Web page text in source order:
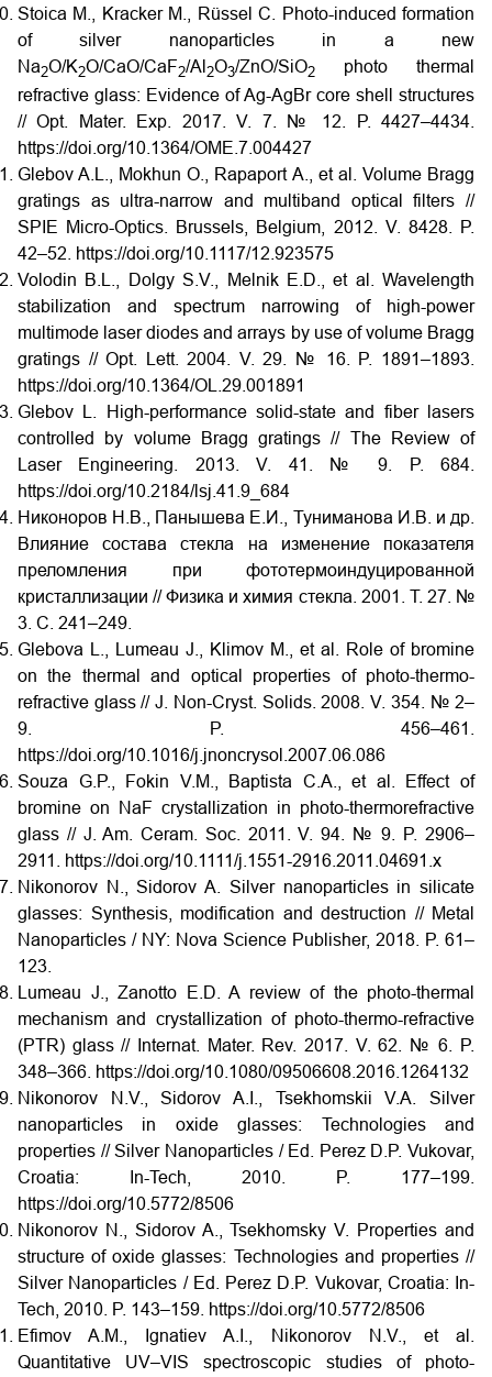
Stoica M., Kracker M., Rüssel C. Photo-induced formation
of silver nanoparticles in a new
Na2O/K2O/CaO/CaF2/Al 2O3/ZnO/SiO2 photo thermal
refractive glass: Evidence of Ag-AgBr core shell structures
// Opt. Mater. Exp. 2017. V. 7. № 12. P. 4427–4434.
https://doi.org/10.1364/OME.7.004427
Glebov A.L., Mokhun O., Rapaport A., et al. Volume Bragg
gratings as ultra-narrow and multiband optical filters //
SPIE Micro-Optics. Brussels, Belgium, 2012. V. 8428. P.
42–52. https://doi.org/10.1117/12.923575
Volodin B.L., Dolgy S.V., Melnik E.D., et al. Wavelength
stabilization and spectrum narrowing of high-power
multimode laser diodes and arrays by use of volume Bragg
gratings // Opt. Lett. 2004. V. 29. № 16. P. 1891–1893.
https://doi.org/10.1364/OL.29.001891
Glebov L. High-performance solid-state and fiber lasers
controlled by volume Bragg gratings // The Review of
Laser Engineering. 2013. V. 41. № 9. P. 684.
https://doi.org/10.2184/lsj.41.9_684
Никоноров Н.В., Панышева Е.И., Туниманова И.В. и др.
Влияние состава стекла на изменение показателя
преломления при фототермоиндуцированной
кристаллизации // Физика и химия стекла. 2001. T. 27. №
3. C. 241–249.
Glebova L., Lumeau J., Klimov M., et al. Role of bromine
on the thermal and optical properties of photo-thermo-
refractive glass // J. Non-Cryst. Solids. 2008. V. 354. № 2–
9. P. 456–461.
https://doi.org/10.1016/j.jnoncrysol.2007.06.086
Souza G.P., Fokin V.M., Baptista C.A., et al. Effect of
bromine on NaF crystallization in photo-thermorefractive
glass // J. Am. Ceram. Soc. 2011. V. 94. № 9. P. 2906–
2911. https://doi.org/10.1111/j.1551-2916.2011.04691.x
Nikonorov N., Sidorov A. Silver nanoparticles in silicate
glasses: Synthesis, modification and destruction // Metal
Nanoparticles / NY: Nova Science Publisher, 2018. P. 61–
123.
Lumeau J., Zanotto E.D. A review of the photo-thermal
mechanism and crystallization of photo-thermo-refractive
(PTR) glass // Internat. Mater. Rev. 2017. V. 62. № 6. P.
348–366. https://doi.org/10.1080/09506608.2016.1264132
Nikonorov N.V., Sidorov A.I., Tsekhomskii V.A. Silver
nanoparticles in oxide glasses: Technologies and
properties // Silver Nanoparticles / Ed. Perez D.P. Vukovar,
Croatia: In-Tech, 2010. P. 177–199.
https://doi.org/10.5772/8506
Nikonorov N., Sidorov A., Tsekhomsky V. Properties and
structure of oxide glasses: Technologies and properties //
Silver Nanoparticles / Ed. Perez D.P. Vukovar, Croatia: In-
Tech, 2010. P. 143–159. https://doi.org/10.5772/8506
Efimov A.M., Ignatiev A.I., Nikonorov N.V., et al.
Quantitative UV–VIS spectroscopic studies of photo-